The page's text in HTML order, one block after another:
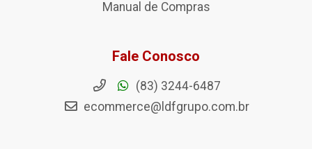
Manual de Compras
Fale Conosco
(83) 3244-6487
ecommerce@ldfgrupo.com.br